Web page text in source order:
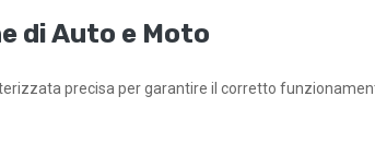
di Auto e Moto
precisa per garantire il corretto